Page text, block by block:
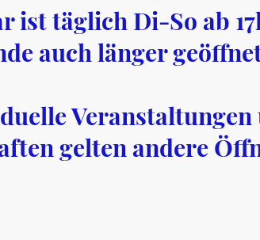
ist täglich Di-So ab
auch länger
Veranstaltungen
gelten andere